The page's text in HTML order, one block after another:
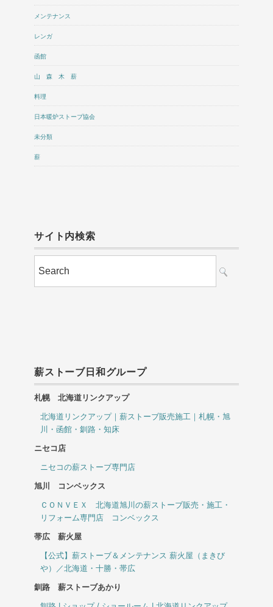
メンテナンス
レンガ
函館
山 森 木 薪
料理
日本暖炉ストーブ協会
未分類
薪
サイト内検索
薪ストーブ日和グループ
札幌 北海道リンクアップ
北海道リンクアップ｜薪ストーブ販売施工｜札幌・旭
川・函館・釧路・知床
ニセコ店
ニセコの薪ストーブ専門店
旭川 コンベックス
ＣＯＮＶＥＸ 北海道旭川の薪ストーブ販売・施工・
リフォーム専門店 コンベックス
帯広 薪火屋
【公式】薪ストーブ＆メンテナンス 薪火屋（まきび
や）／北海道・十勝・帯広
釧路 薪ストーブあかり